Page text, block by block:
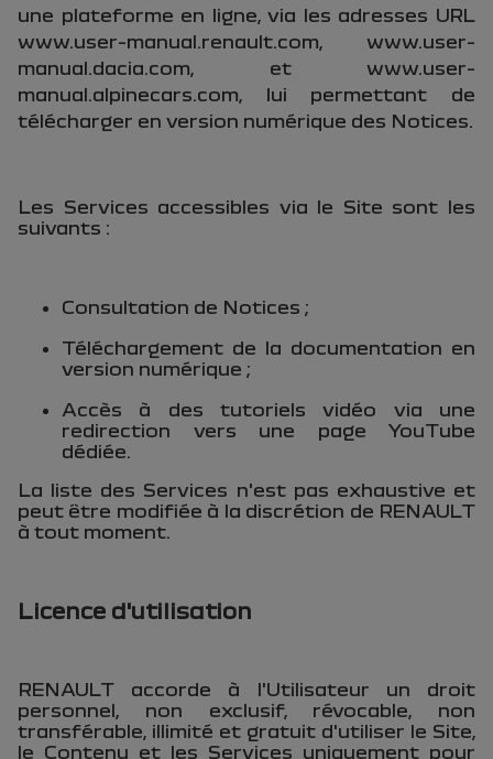
une plateforme en ligne, via les adresses URL
www.user-manual.renault.com, www.user-
manual.dacia.com, et www.user-
manual.alpinecars.com, lui permettant de
télécharger en version numérique des Notices.
Les Services accessibles via le Site sont les
suivants :
Consultation de Notices ;
Téléchargement de la documentation en
version numérique ;
Accès à des tutoriels vidéo via une
redirection vers une page YouTube
dédiée.
La liste des Services n'est pas exhaustive et
peut être modifiée à la discrétion de RENAULT
à tout moment.
Licence d'utilisation
RENAULT accorde à l'Utilisateur un droit
personnel, non exclusif, révocable, non
transférable, illimité et gratuit d'utiliser le Site,
le Contenu et les Services uniquement pour